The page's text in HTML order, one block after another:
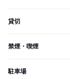
貸切
禁煙・喫煙
駐車場